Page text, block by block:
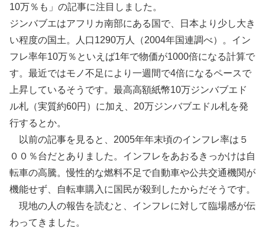
10万％も」の記事に注目しました。
ジンバブエはアフリカ南部にある国で、日本より少し大き
い程度の国土。人口1290万人（2004年国連調べ）。イン
フレ率年10万％といえば1年で物価が1000倍になる計算で
す。最近ではモノ不足により一週間で4倍になるペースで
上昇しているそうです。最高高額紙幣10万ジンバブエド
ル札（実質約60円）に加え、20万ジンバブエドル札を発
行するとか。
以前の記事を見ると、2005年年末頃のインフレ率は５
００％台だとありました。インフレをあおるきっかけは自
転車の高騰。慢性的な燃料不足で自動車や公共交通機関が
機能せず、自転車購入に国民が殺到したからだそうです。
現地の人の報告を読むと、インフレに対して臨場感が伝
わってきました。